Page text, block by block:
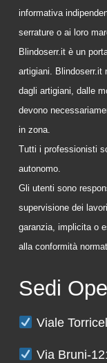
informativa
serrature o ai loro
Blindoserr.it è un
artigiani. Blindoserr.it
dagli artigiani, dalle
devono
in zona.
Tutti i professionisti
autonomo.
Gli utenti sono
supervisione dei
garanzia, implicita o
alla conformità
Sedi
Viale
Via Bruni-